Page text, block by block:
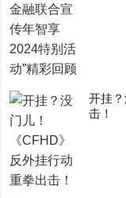
开挂
击！